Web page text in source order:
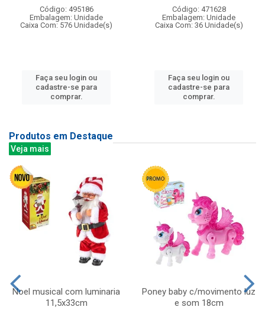
Código: 495186
Embalagem: Unidade
Caixa Com: 576 Unidade(s)
Faça seu login ou
cadastre-se para
comprar.
Código: 471628
Embalagem: Unidade
Caixa Com: 36 Unidade(s)
Faça seu login ou
cadastre-se para
comprar.
Produtos em Destaque
Veja mais
Noel musical com luminaria
11,5x33cm
Poney baby c/movimento luz
e som 18cm